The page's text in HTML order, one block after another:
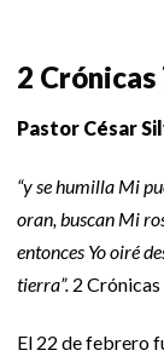
2 Crónicas
Pastor César
“y se humilla Mi
oran, buscan Mi
entonces Yo oiré
tierra”. 2
El 22 de febrero